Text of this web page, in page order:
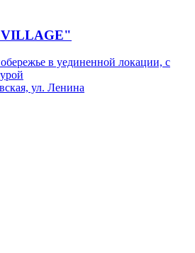
в уединенной локации, с
ул. Ленина